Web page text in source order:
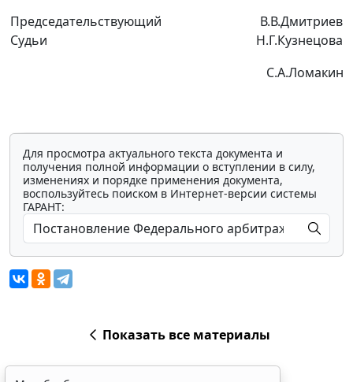
Председательствующий
Судьи
В.В.Дмитриев
Н.Г.Кузнецова
С.А.Ломакин
Для просмотра актуального текста документа и
получения полной информации о вступлении в силу,
изменениях и порядке применения документа,
воспользуйтесь поиском в Интернет-версии системы
ГАРАНТ:
Показать все материалы